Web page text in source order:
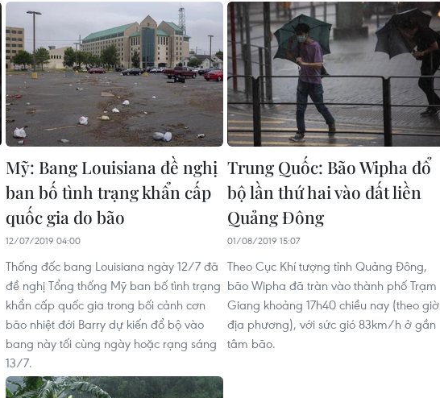
Mỹ: Bang Louisiana đề nghị
ban bố tình trạng khẩn cấp
quốc gia do bão
12/07/2019 04:00
Thống đốc bang Louisiana ngày 12/7 đã
đề nghị Tổng thống Mỹ ban bố tình trạng
khẩn cấp quốc gia trong bối cảnh cơn
bão nhiệt đới Barry dự kiến đổ bộ vào
bang này tối cùng ngày hoặc rạng sáng
13/7.
Trung Quốc: Bão Wipha đổ
bộ lần thứ hai vào đất liền
Quảng Đông
01/08/2019 15:07
Theo Cục Khí tượng tỉnh Quảng Đông,
bão Wipha đã tràn vào thành phố Trạm
Giang khoảng 17h40 chiều nay (theo giờ
địa phương), với sức gió 83km/h ở gần
tâm bão.